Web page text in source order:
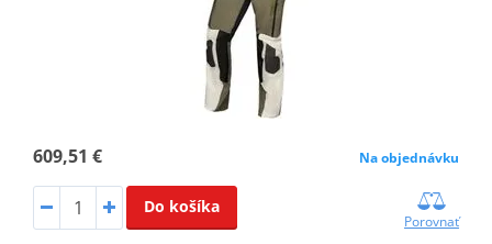
609,51 € Na objednávku
Do košíka
Porovnať